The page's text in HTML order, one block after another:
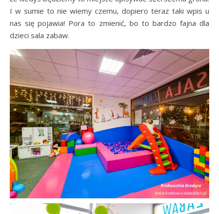
I w sumie to nie wiemy czemu, dopiero teraz taki wpis u
nas się pojawia! Pora to zmienić, bo to bardzo fajna dla
dzieci sala zabaw.